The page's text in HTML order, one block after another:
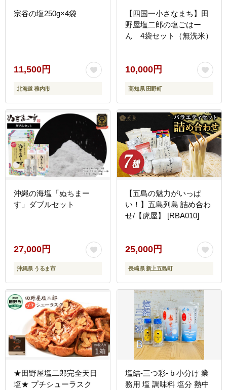
宗谷の塩250g×4袋
11,500円
北海道 稚内市
【四国一小さなまち】田
野屋塩二郎の塩ごはー
ん 4袋セット（無洗米）
10,000円
高知県 田野町
沖縄の海塩「ぬちまー
す」ダブルセット
27,000円
沖縄県 うるま市
【五島の魅力がいっぱ
い！】五島列島 詰め合わ
せ/【虎屋】 [RBA010]
25,000円
長崎県 新上五島町
★田野屋塩二郎完全天日
塩★ プチシューラスク
塩結‐三つ彩‐ b 小分け 業
務用 塩 調味料 塩分 熱中